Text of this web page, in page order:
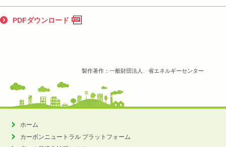
PDFダウンロード
製作著作：一般財団法人 省エネルギーセンター
ホーム
カーボンニュートラル プラットフォーム